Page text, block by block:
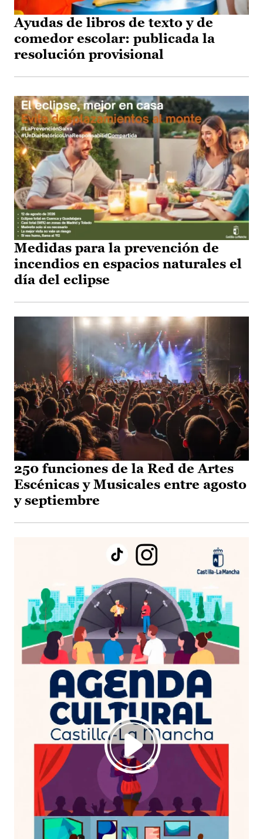
Ayudas de libros de texto y de
comedor escolar: publicada la
resolución provisional
Medidas para la prevención de
incendios en espacios naturales el
día del eclipse
250 funciones de la Red de Artes
Escénicas y Musicales entre agosto
y septiembre